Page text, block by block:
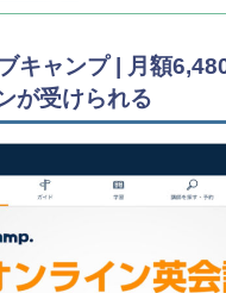
キャンプ | 月額
が受けられる